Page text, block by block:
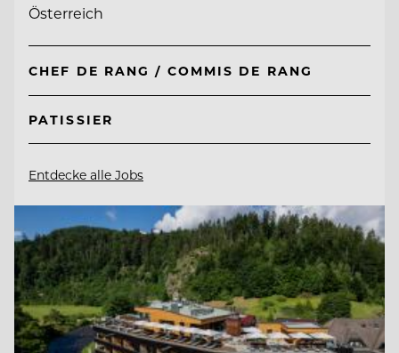
Österreich
CHEF DE RANG / COMMIS DE RANG
PATISSIER
Entdecke alle Jobs